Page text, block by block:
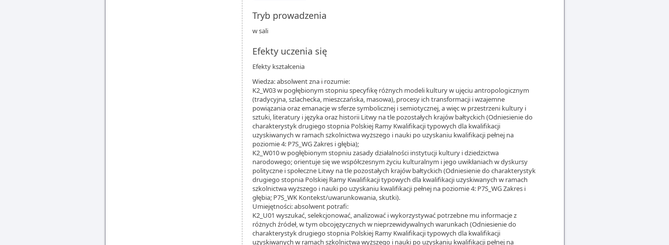
Tryb prowadzenia
w sali
Efekty uczenia się
Efekty kształcenia
Wiedza: absolwent zna i rozumie:
K2_W03 w pogłębionym stopniu specyfikę różnych modeli kultury w ujęciu antropologicznym
(tradycyjna, szlachecka, mieszczańska, masowa), procesy ich transformacji i wzajemne
powiązania oraz emanacje w sferze symbolicznej i semiotycznej, a więc w przestrzeni kultury i
sztuki, literatury i języka oraz historii Litwy na tle pozostałych krajów bałtyckich (Odniesienie do
charakterystyk drugiego stopnia Polskiej Ramy Kwalifikacji typowych dla kwalifikacji
uzyskiwanych w ramach szkolnictwa wyższego i nauki po uzyskaniu kwalifikacji pełnej na
poziomie 4: P7S_WG Zakres i głębia);
K2_W010 w pogłębionym stopniu zasady działalności instytucji kultury i dziedzictwa
narodowego; orientuje się we współczesnym życiu kulturalnym i jego uwikłaniach w dyskursy
polityczne i społeczne Litwy na tle pozostałych krajów bałtyckich (Odniesienie do charakterystyk
drugiego stopnia Polskiej Ramy Kwalifikacji typowych dla kwalifikacji uzyskiwanych w ramach
szkolnictwa wyższego i nauki po uzyskaniu kwalifikacji pełnej na poziomie 4: P7S_WG Zakres i
głębia; P7S_WK Kontekst/uwarunkowania, skutki).
Umiejętności: absolwent potrafi:
K2_U01 wyszukać, selekcjonować, analizować i wykorzystywać potrzebne mu informacje z
różnych źródeł, w tym obcojęzycznych w nieprzewidywalnych warunkach (Odniesienie do
charakterystyk drugiego stopnia Polskiej Ramy Kwalifikacji typowych dla kwalifikacji
uzyskiwanych w ramach szkolnictwa wyższego i nauki po uzyskaniu kwalifikacji pełnej na